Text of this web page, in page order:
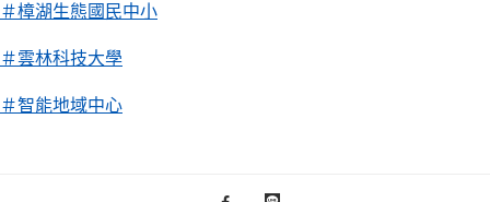
＃樟湖生態國民中小
＃雲林科技大學
＃智能地域中心